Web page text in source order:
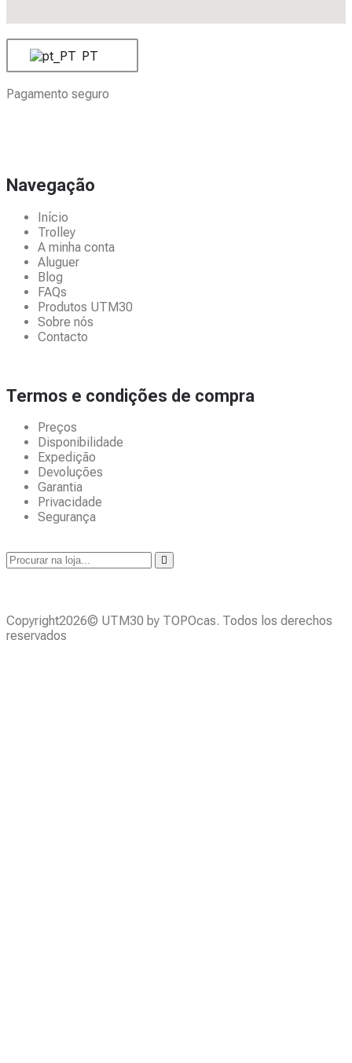
PT
Pagamento seguro
Navegação
Início
Trolley
A minha conta
Aluguer
Blog
FAQs
Produtos UTM30
Sobre nós
Contacto
Termos e condições de compra
Preços
Disponibilidade
Expedição
Devoluções
Garantia
Privacidade
Segurança
Copyright2026© UTM30 by TOPOcas. Todos los derechos
reservados